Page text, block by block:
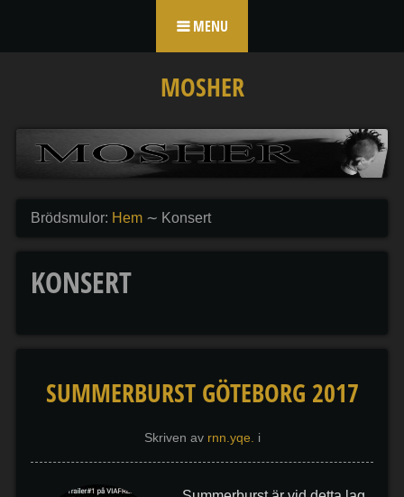
MENU
MOSHER
Brödsmulor: Hem ∼ Konsert
KONSERT
SUMMERBURST GÖTEBORG 2017
Skriven av rnn.yqe. i